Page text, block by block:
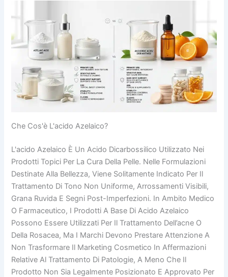
Che Cos'è L'acido Azelaico?
L'acido Azelaico È Un Acido Dicarbossilico Utilizzato Nei
Prodotti Topici Per La Cura Della Pelle. Nelle Formulazioni
Destinate Alla Bellezza, Viene Solitamente Indicato Per Il
Trattamento Di Tono Non Uniforme, Arrossamenti Visibili,
Grana Ruvida E Segni Post-Imperfezioni. In Ambito Medico
O Farmaceutico, I Prodotti A Base Di Acido Azelaico
Possono Essere Utilizzati Per Il Trattamento Dell’acne O
Della Rosacea, Ma I Marchi Devono Prestare Attenzione A
Non Trasformare Il Marketing Cosmetico In Affermazioni
Relative Al Trattamento Di Patologie, A Meno Che Il
Prodotto Non Sia Legalmente Posizionato E Approvato Per